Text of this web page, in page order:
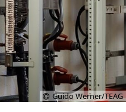
Guido Werner/TEAG